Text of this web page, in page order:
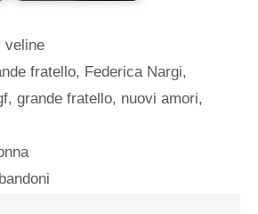
veline
fratello, Federica Nargi,
, grande fratello, nuovi amori,